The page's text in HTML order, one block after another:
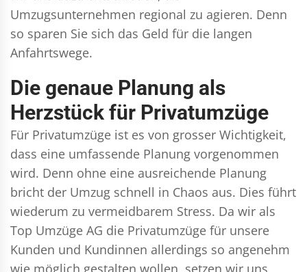
Umzugsunternehmen regional zu agieren. Denn
so sparen Sie sich das Geld für die langen
Anfahrtswege.
Die genaue Planung als
Herzstück für Privatumzüge
Für Privatumzüge ist es von grosser Wichtigkeit,
dass eine umfassende Planung vorgenommen
wird. Denn ohne eine ausreichende Planung
bricht der Umzug schnell in Chaos aus. Dies führt
wiederum zu vermeidbarem Stress. Da wir als
Top Umzüge AG die Privatumzüge für unsere
Kunden und Kundinnen allerdings so angenehm
wie möglich gestalten wollen, setzen wir uns